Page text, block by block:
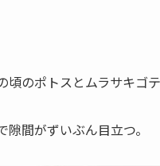
頃のポトスとムラサキゴ
隙間がずいぶん目立つ。